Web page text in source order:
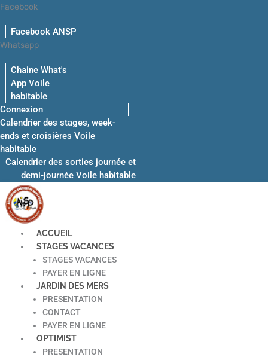
Aller
contenu
Facebook
Facebook ANSP
Whatsapp
Chaine What's
App Voile
habitable
Connexion
Calendrier des stages, week-
ends et croisières Voile
habitable
Calendrier des sorties journée et
demi-journée Voile habitable
ACCUEIL
STAGES VACANCES
STAGES VACANCES
PAYER EN LIGNE
JARDIN DES MERS
PRESENTATION
CONTACT
PAYER EN LIGNE
OPTIMIST
PRESENTATION